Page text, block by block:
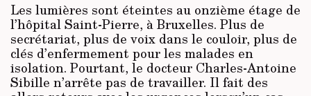
Les lumières sont éteintes au onzième étage de
l’hôpital Saint-Pierre, à Bruxelles. Plus de
secrétariat, plus de voix dans le couloir, plus de
clés d’enfermement pour les malades en
isolation. Pourtant, le docteur Charles-Antoine
Sibille n’arrête pas de travailler. Il fait des